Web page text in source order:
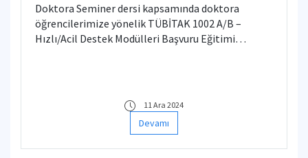
Doktora Seminer dersi kapsamında doktora
öğrencilerimize yönelik TÜBİTAK 1002 A/B –
Hızlı/Acil Destek Modülleri Başvuru Eğitimi
11 Ara 2024
Devamı